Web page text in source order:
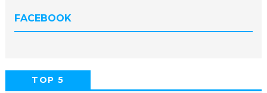
FACEBOOK
TOP 5